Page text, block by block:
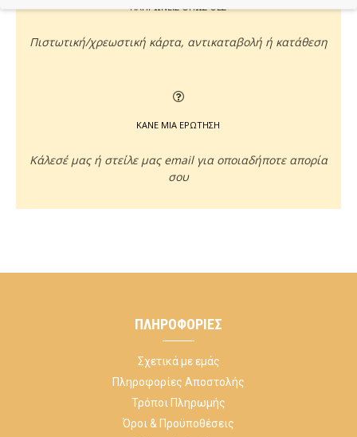
ΠΛΗΡΩΝΕΙΣ ΟΠΩΣ ΘΕΣ
Πιστωτική/χρεωστική κάρτα, αντικαταβολή ή κατάθεση
ΚΑΝΕ ΜΙΑ ΕΡΩΤΗΣΗ
Κάλεσέ μας ή στείλε μας email για οποιαδήποτε απορία
σου
ΠΛΗΡΟΦΟΡΊΕΣ
Σχετικά με εμάς
Πληροφορίες Αποστολής
Τρόποι Πληρωμής
Όροι & Προϋποθέσεις